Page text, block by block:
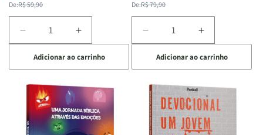
normal
De:R$ 59,90
promocional
Diminuir
a
quantidade
de
Devocional
Quarto
de
Guerra
Aumentar
a
quantidade
de
Devocional
Quarto
de
Guerra
Adicionar ao carrinho
normal
De:R$ 79,90
promocional
Diminuir
a
quantidade
de
Devocional
Café
com
Mulheres
Aumentar
a
quantidade
de
Devocional
Café
com
Mulheres
Adicionar ao carrinho